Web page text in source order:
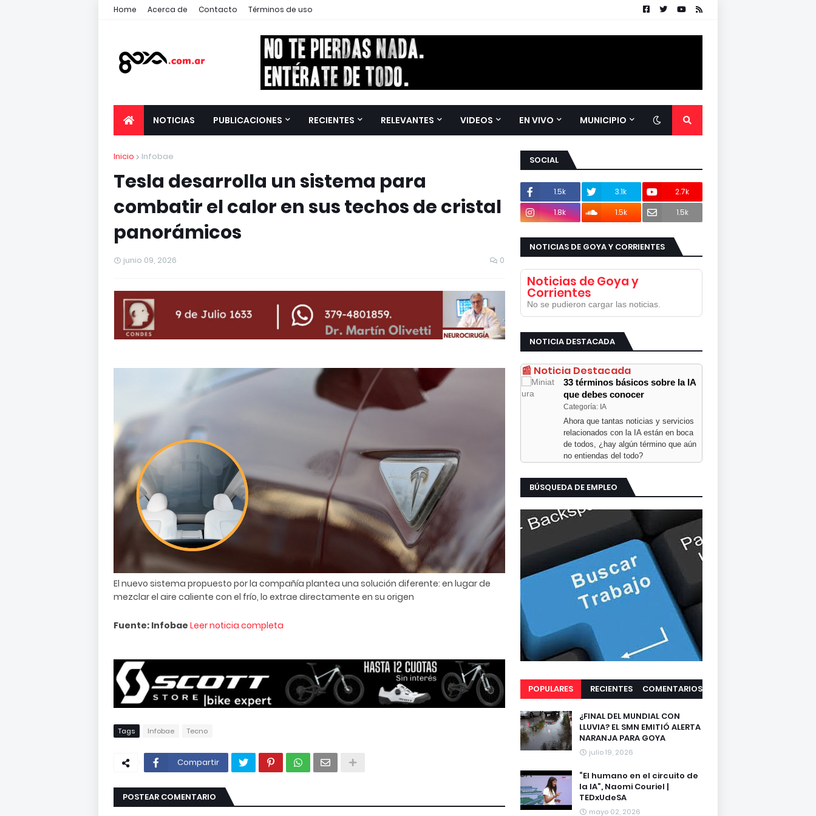
Home Acerca de Contacto Términos de uso
NOTICIAS PUBLICACIONES RECIENTES RELEVANTES VIDEOS EN VIVO MUNICIPIO
Inicio Infobae
Tesla desarrolla un sistema para
combatir el calor en sus techos de cristal
panorámicos
junio 09, 2026 0
El nuevo sistema propuesto por la compañía plantea una solución diferente: en lugar de
mezclar el aire caliente con el frío, lo extrae directamente en su origen
Fuente: Infobae Leer noticia completa
Tags Infobae Tecno
Compartir
POSTEAR COMENTARIO
SOCIAL
1.5k 3.1k
2.7k
1.8k
1.5k 1.5k
NOTICIAS DE GOYA Y CORRIENTES
Noticias de Goya y
Corrientes
No se pudieron cargar las noticias.
NOTICIA DESTACADA
📰 Noticia Destacada
33 términos básicos sobre la IA
que debes conocer
Categoría: IA
Ahora que tantas noticias y servicios
relacionados con la IA están en boca
de todos, ¿hay algún término que aún
no entiendas del todo?
BÚSQUEDA DE EMPLEO
POPULARES RECIENTES COMENTARIOS
¿FINAL DEL MUNDIAL CON
LLUVIA? EL SMN EMITIÓ ALERTA
NARANJA PARA GOYA
julio 19, 2026
“El humano en el circuito de
la IA”, Naomi Couriel |
TEDxUdeSA
mayo 02, 2026